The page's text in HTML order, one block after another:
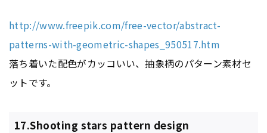
http://www.freepik.com/free-vector/abstract-
patterns-with-geometric-shapes_950517.htm
落ち着いた配色がカッコいい、抽象柄のパターン素材セ
ットです。
17.Shooting stars pattern design